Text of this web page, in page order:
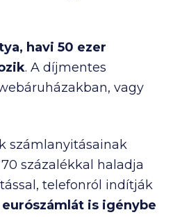
havi 50 ezer
. A díjmentes
vagy
számlanyitásainak
százalékkal haladja
telefonról indítják
is igénybe